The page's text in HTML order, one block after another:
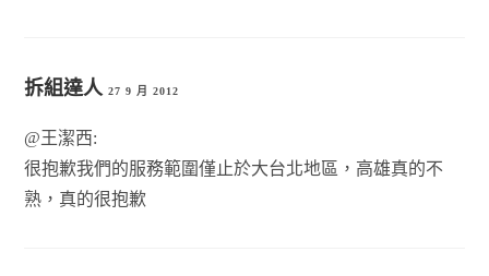
拆組達人 27 9 月 2012
@王潔西:
很抱歉我們的服務範圍僅止於大台北地區，高雄真的不
熟，真的很抱歉